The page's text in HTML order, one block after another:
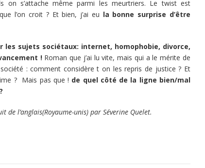
on s’attache même parmi les meurtriers. Le twist est
l’on croit ? Et bien, j’ai eu la bonne surprise d’être
les sujets sociétaux: internet, homophobie, divorce,
! Roman que j’ai lu vite, mais qui a le mérite de
: comment considère t on les repris de justice ? Et
? Mais pas que ! de quel côté de la ligne bien/mal
de l’anglais(Royaume-unis) par Séverine Quelet.